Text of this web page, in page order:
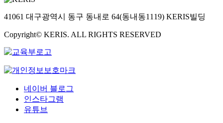
41061 대구광역시 동구 동내로 64(동내동1119) KERIS빌딩
Copyright© KERIS. ALL RIGHTS RESERVED
네이버 블로그
인스타그램
유튜브